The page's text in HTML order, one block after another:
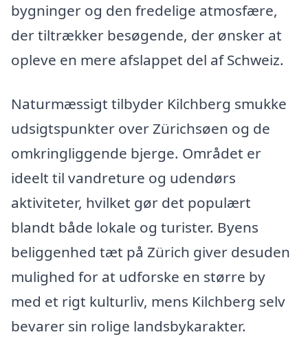
bygninger og den fredelige atmosfære,
der tiltrækker besøgende, der ønsker at
opleve en mere afslappet del af Schweiz.
Naturmæssigt tilbyder Kilchberg smukke
udsigtspunkter over Zürichsøen og de
omkringliggende bjerge. Området er
ideelt til vandreture og udendørs
aktiviteter, hvilket gør det populært
blandt både lokale og turister. Byens
beliggenhed tæt på Zürich giver desuden
mulighed for at udforske en større by
med et rigt kulturliv, mens Kilchberg selv
bevarer sin rolige landsbykarakter.